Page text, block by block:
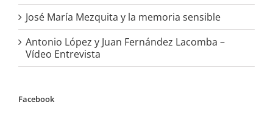
José María Mezquita y la memoria sensible
Antonio López y Juan Fernández Lacomba –
Vídeo Entrevista
Facebook